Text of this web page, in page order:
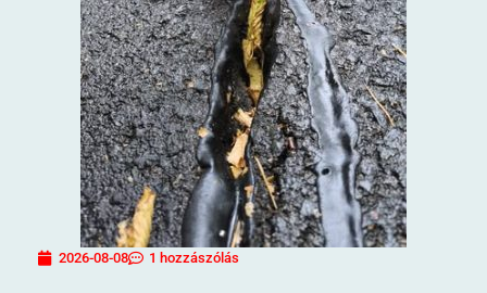
2026-08-08 1 hozzászólás